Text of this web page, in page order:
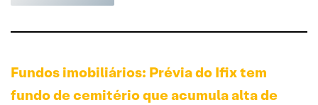
Fundos imobiliários: Prévia do Ifix tem
fundo de cemitério que acumula alta de